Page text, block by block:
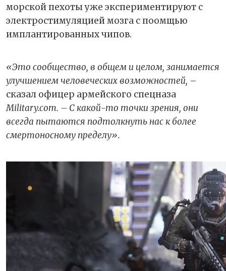
морской пехоты уже экспериментируют с
электростимуляцией мозга с поомщью
имплантированных чипов.
«Это сообщество, в общем и целом, занимается
улучшением человеческих возможностей, –
сказал офицер армейского спецназа
Military.com. – С какой-то точки зрения, они
всегда пытаются подтолкнуть нас к более
смертоносному пределу».